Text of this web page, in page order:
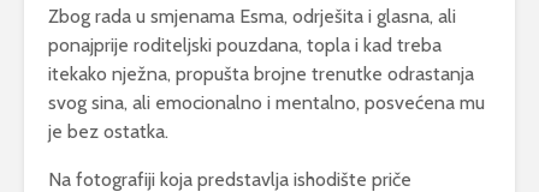
Zbog rada u smjenama Esma, odrješita i glasna, ali
ponajprije roditeljski pouzdana, topla i kad treba
itekako nježna, propušta brojne trenutke odrastanja
svog sina, ali emocionalno i mentalno, posvećena mu
je bez ostatka.
Na fotografiji koja predstavlja ishodište priče